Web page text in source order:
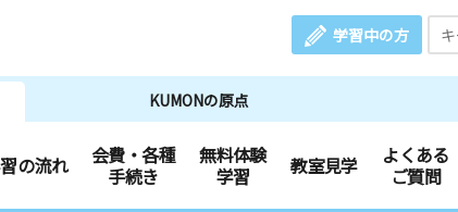
学習中の方
KUMONの原点
の流れ
会費・各種
手続き
無料体験
学習
教室見学
よくある
ご質問